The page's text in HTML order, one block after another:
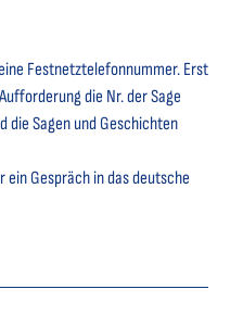
Festnetztelefonnummer. Erst
die Nr. der Sage
die Sagen und Geschichten
ein Gespräch in das deutsche